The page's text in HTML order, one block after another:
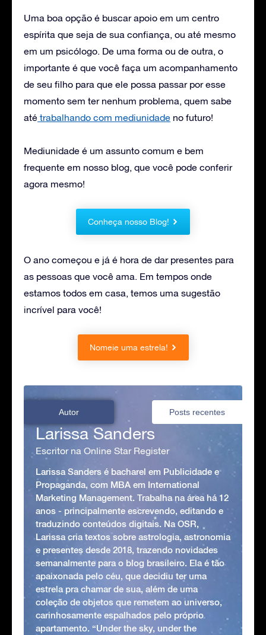
Uma boa opção é buscar apoio em um centro
espírita que seja de sua confiança, ou até mesmo
em um psicólogo. De uma forma ou de outra, o
importante é que você faça um acompanhamento
de seu filho para que ele possa passar por esse
momento sem ter nenhum problema, quem sabe
até trabalhando com mediunidade no futuro!
Mediunidade é um assunto comum e bem
frequente em nosso blog, que você pode conferir
agora mesmo!
Conheça nosso Blog!
O ano começou e já é hora de dar presentes para
as pessoas que você ama. Em tempos onde
estamos todos em casa, temos uma sugestão
incrível para você!
Nomeie uma estrela!
Autor Posts recentes
Larissa Sanders
Escritor na Online Star Register
Larissa Sanders é bacharel em Publicidade e
Propaganda, com MBA em International
Marketing Management. Trabalha na área há 12
anos - principalmente escrevendo, editando e
traduzindo conteúdos digitais. Na OSR,
Larissa cria textos sobre astrologia, astronomia
e presentes desde 2018, trazendo novidades
semanalmente para o blog brasileiro. Ela é tão
apaixonada pelo céu, que decidiu ter uma
estrela pra chamar de sua, além de uma
coleção de objetos que remetem ao universo,
carinhosamente espalhados pelo próprio
apartamento. “Under the sky, under the